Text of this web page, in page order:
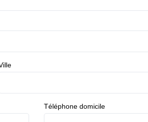
Téléphone domicile